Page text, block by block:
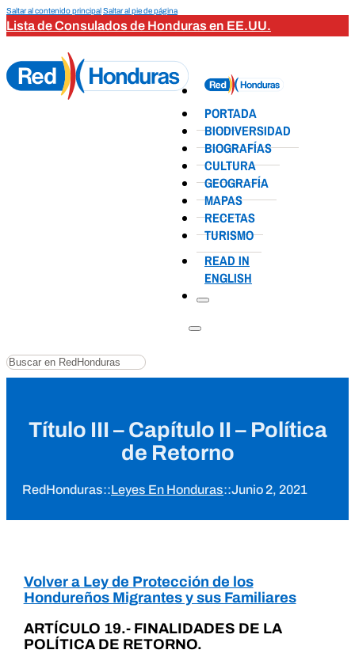
Saltar al contenido principalSaltar al pie de página
Lista de Consulados de Honduras en EE.UU.
PORTADA
BIODIVERSIDAD
BIOGRAFÍAS
CULTURA
GEOGRAFÍA
MAPAS
RECETAS
TURISMO
READ IN
ENGLISH
Buscar
Título III – Capítulo II – Política
de Retorno
RedHonduras::Leyes En Honduras::Junio 2, 2021
Volver a Ley de Protección de los
Hondureños Migrantes y sus Familiares
ARTÍCULO 19.- FINALIDADES DE LA
POLÍTICA DE RETORNO.